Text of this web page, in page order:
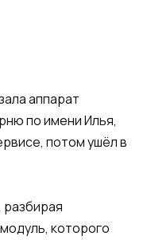
аппарат
по имени Илья,
потом ушёл в
которого